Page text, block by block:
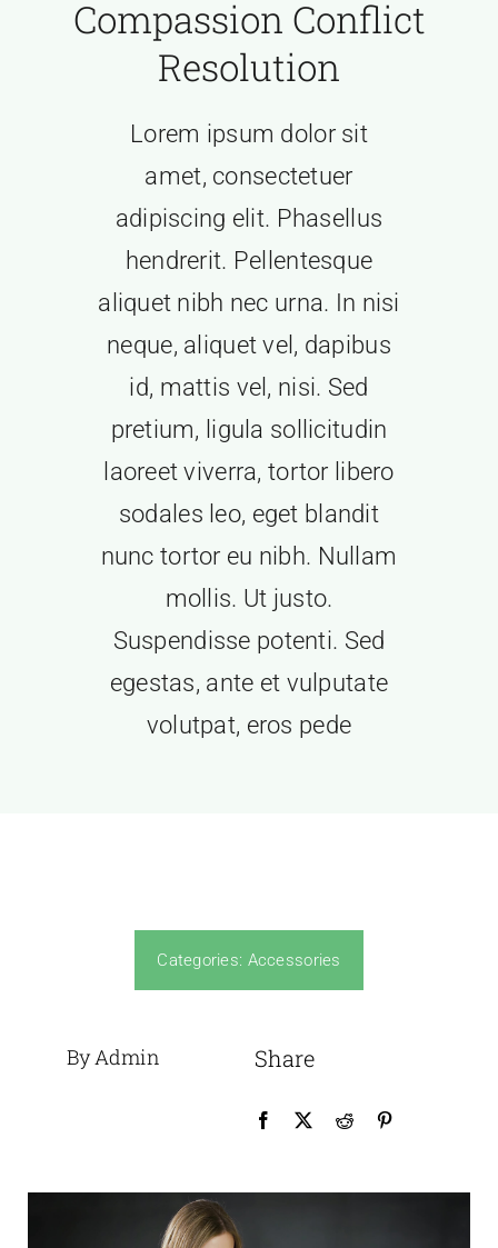
Compassion Conflict
Resolution
Lorem ipsum dolor sit
amet, consectetuer
adipiscing elit. Phasellus
hendrerit. Pellentesque
aliquet nibh nec urna. In nisi
neque, aliquet vel, dapibus
id, mattis vel, nisi. Sed
pretium, ligula sollicitudin
laoreet viverra, tortor libero
sodales leo, eget blandit
nunc tortor eu nibh. Nullam
mollis. Ut justo.
Suspendisse potenti. Sed
egestas, ante et vulputate
volutpat, eros pede
Categories: Accessories
By Admin Share